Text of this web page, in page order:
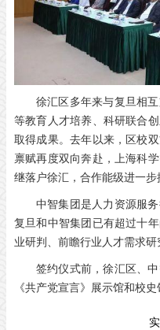
徐汇区多年来与复旦相
等教育人才培养、科研联合
取得成果。去年以来，区校
禀赋再度双向奔赴，上海科
继落户徐汇，合作能级进一步
中智集团是人力资源服
复旦和中智集团已有超过十
业研判、前瞻行业人才需求研
签约仪式前，徐汇区、
《共产党宣言》展示馆和校史